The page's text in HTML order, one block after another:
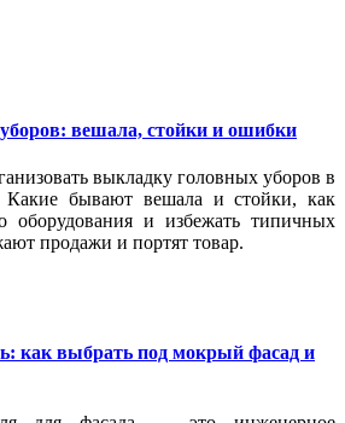
вешала, стойки и ошибки
выкладку головных уборов в
Какие бывают вешала и стойки, как
оборудования и избежать типичных
продажи и портят товар.
как выбрать под мокрый фасад и